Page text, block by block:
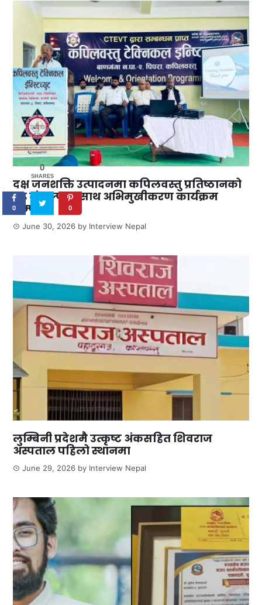
दक्ष जनशक्ति उत्पादनमा कपिलवस्तु प्रतिष्ठानको
दृढ संकल्पका साथ अभिमुखीकरण कार्यक्रम
सम्पन्न
June 30, 2026 by Interview Nepal
लुम्बिनी प्रदेशमै उत्कृष्ट अंकसहित शिवराज
अस्पताल पहिलो स्थानमा
June 29, 2026 by Interview Nepal
0
SHARES
0 0